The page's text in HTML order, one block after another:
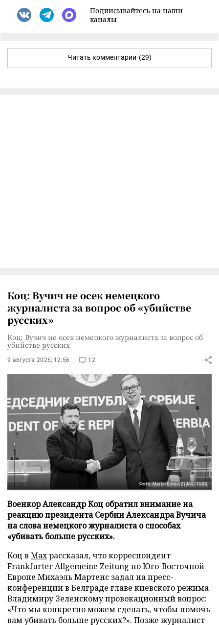
Подписывайтесь на наши
каналы
Читать комментарии (29)
Коц: Вучич не осек немецкого
журналиста за вопрос об «убийстве
русских»
Коц: Вучич не осек немецкого журналиста за вопрос об
убийстве русских
9 августа 2026, 12:56 12
Фото: Marko Dimic/ZUMA/TASS
Военкор Александр Коц обратил внимание на
реакцию президента Сербии Александра Вучича
на слова немецкого журналиста о способах
«убивать больше русских».
Коц в Махрассказал, что корреспондент
Frankfurter Allgemeine Zeitung по Юго-Восточной
Европе Михаэль Мартенс задал на пресс-
конференции в Белграде главе киевского режима
Владимиру Зеленскому провокационный вопрос:
«Что мы конкретно можем сделать, чтобы помочь
вам убивать больше русских?». Позже журналист